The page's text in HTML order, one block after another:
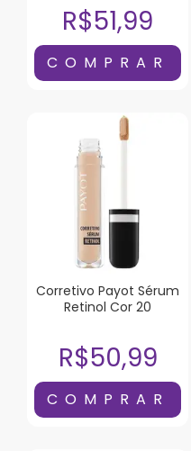
R$51,99
Corretivo Payot Sérum
Retinol Cor 20
R$50,99